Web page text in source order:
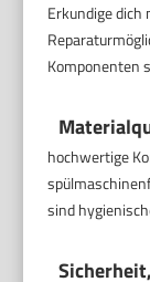
Erkundige dich
Komponenten
hochwertige
sind